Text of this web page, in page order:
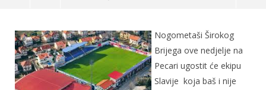
Nogometaši Širokog
Brijega ove nedjelje na
Pecari ugostit će ekipu
Slavije koja baš i nije